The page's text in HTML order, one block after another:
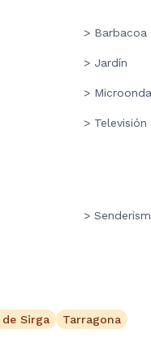
> Barbacoa
> Jardín
>
> Televisión
>
Sirga Tarragona